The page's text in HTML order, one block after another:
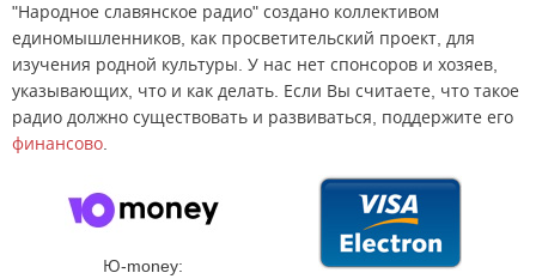
"Народное славянское радио" создано коллективом
единомышленников, как просветительский проект, для
изучения родной культуры. У нас нет спонсоров и хозяев,
указывающих, что и как делать. Если Вы считаете, что такое
радио должно существовать и развиваться, поддержите его
финансово
Ю-money: